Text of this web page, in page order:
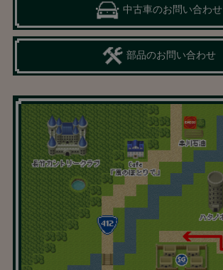
中古車のお問い合わせ
部品のお問い合わせ